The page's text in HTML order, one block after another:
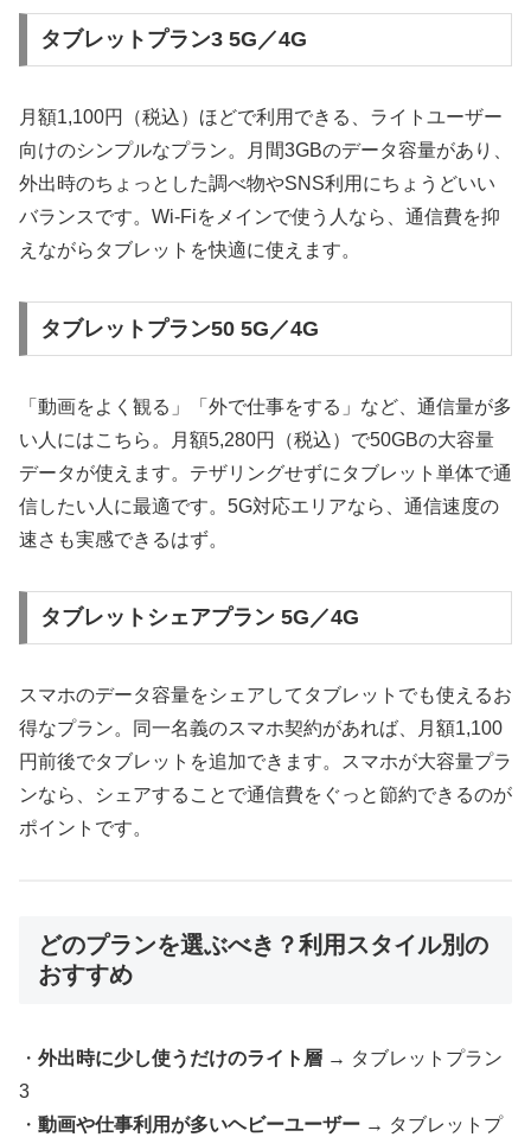
タブレットプラン3 5G／4G
月額1,100円（税込）ほどで利用できる、ライトユーザー
向けのシンプルなプラン。月間3GBのデータ容量があり、
外出時のちょっとした調べ物やSNS利用にちょうどいい
バランスです。Wi-Fiをメインで使う人なら、通信費を抑
えながらタブレットを快適に使えます。
タブレットプラン50 5G／4G
「動画をよく観る」「外で仕事をする」など、通信量が多
い人にはこちら。月額5,280円（税込）で50GBの大容量
データが使えます。テザリングせずにタブレット単体で通
信したい人に最適です。5G対応エリアなら、通信速度の
速さも実感できるはず。
タブレットシェアプラン 5G／4G
スマホのデータ容量をシェアしてタブレットでも使えるお
得なプラン。同一名義のスマホ契約があれば、月額1,100
円前後でタブレットを追加できます。スマホが大容量プラ
ンなら、シェアすることで通信費をぐっと節約できるのが
ポイントです。
どのプランを選ぶべき？利用スタイル別の
おすすめ
・ 外出時に少し使うだけのライト層 → タブレットプラン
3
・ 動画や仕事利用が多いヘビーユーザー → タブレットプ